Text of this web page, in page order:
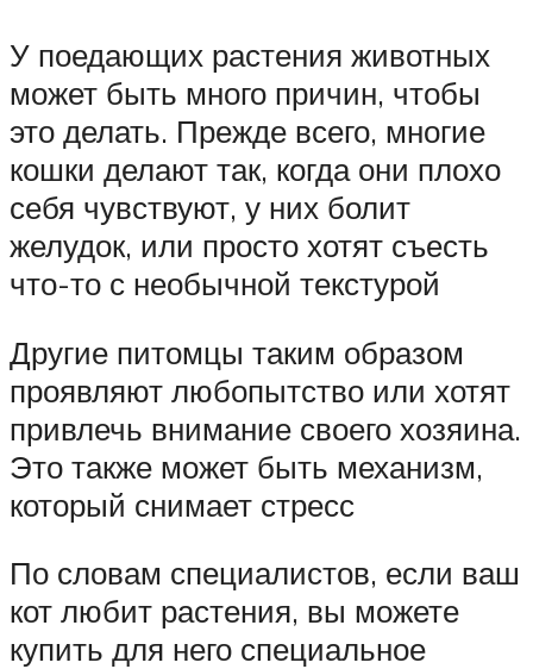
У поедающих растения животных
может быть много причин, чтобы
это делать. Прежде всего, многие
кошки делают так, когда они плохо
себя чувствуют, у них болит
желудок, или просто хотят съесть
что-то с необычной текстурой
Другие питомцы таким образом
проявляют любопытство или хотят
привлечь внимание своего хозяина.
Это также может быть механизм,
который снимает стресс
По словам специалистов, если ваш
кот любит растения, вы можете
купить для него специальное